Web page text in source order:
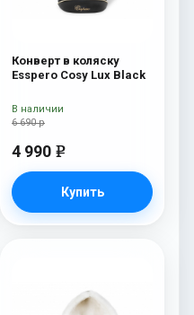
Конверт в коляску
Esspero Cosy Lux Black
6 690 р
4 990 e
Купить
В наличии